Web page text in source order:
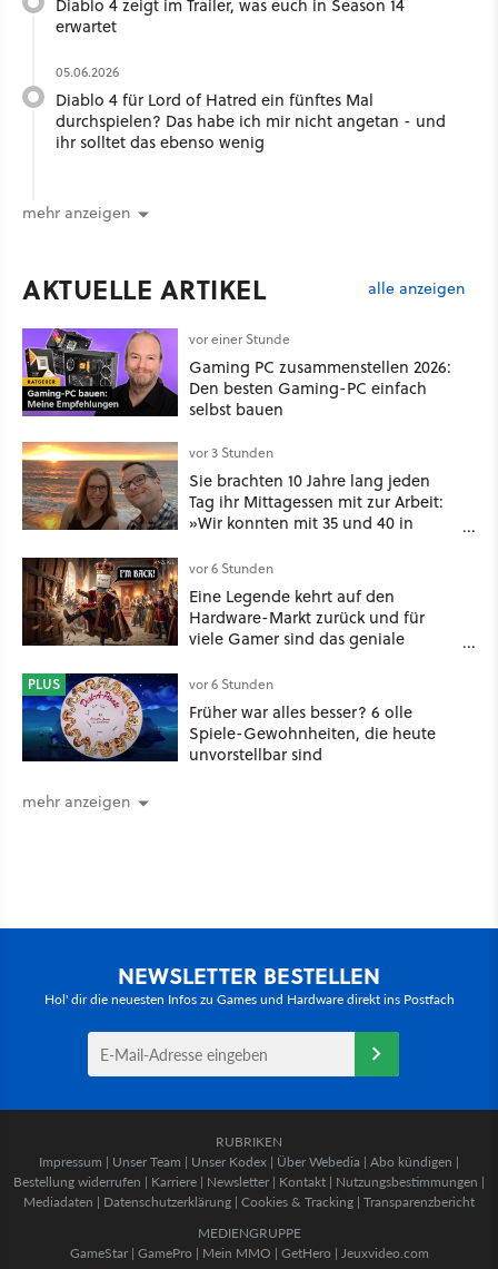
erwartet
05.06.2026
Diablo 4 für Lord of Hatred ein fünftes Mal
durchspielen? Das habe ich mir nicht angetan - und
ihr solltet das ebenso wenig
mehr anzeigen
AKTUELLE ARTIKEL alle anzeigen
vor einer Stunde
Gaming PC zusammenstellen 2026:
Den besten Gaming-PC einfach
selbst bauen
vor 3 Stunden
Sie brachten 10 Jahre lang jeden
Tag ihr Mittagessen mit zur Arbeit:
»Wir konnten mit 35 und 40 in
Gamification [Best of GameStar]
vor 6 Stunden
Eine Legende kehrt auf den
Hardware-Markt zurück und für
viele Gamer sind das geniale
PLUS vor 6 Stunden
Früher war alles besser? 6 olle
Spiele-Gewohnheiten, die heute
unvorstellbar sind
mehr anzeigen
NEWSLETTER BESTELLEN
Hol' dir die neuesten Infos zu Games und Hardware direkt ins Postfach
RUBRIKEN
Impressum | Unser Team | Unser Kodex | Über Webedia | Abo kündigen |
Bestellung widerrufen | Karriere | Newsletter | Kontakt | Nutzungsbestimmungen |
Mediadaten | Datenschutzerklärung | Cookies & Tracking | Transparenzbericht
MEDIENGRUPPE
GameStar| GamePro | Mein MMO | GetHero | Jeuxvideo.com